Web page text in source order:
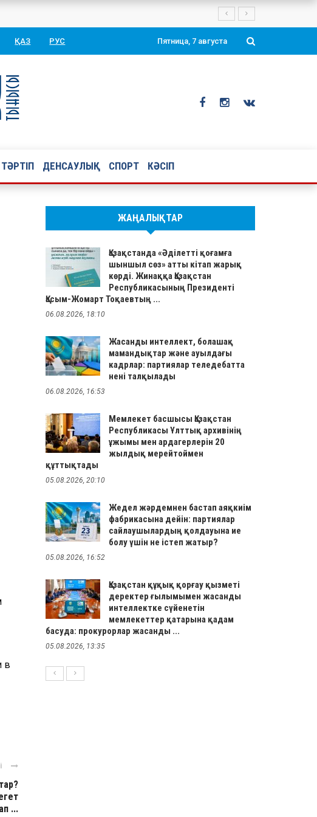
Президенті Қасым-Жомарт Тоқаевтың таңдаулы ой-тұжырымдары мен
ҚАЗ РУС Пятница, 7 августа
ДЕНСАУЛЫҚ СПОРТ КӘСІП
в
...
ЖАҢАЛЫҚТАР
Қазақстанда «Әділетті қоғамға
шыншыл сөз» атты кітап жарық
көрді. Жинаққа Қазақстан
Республикасының Президенті
Қасым-Жомарт Тоқаевтың ...
06.08.2026, 18:10
Жасанды интеллект, болашақ
мамандықтар және ауылдағы
кадрлар: партиялар теледебатта
нені талқылады
06.08.2026, 16:53
Мемлекет басшысы Қазақстан
Республикасы Ұлттық архивінің
ұжымы мен ардагерлерін 20
жылдық мерейтоймен
құттықтады
05.08.2026, 20:10
Жедел жәрдемнен бастап аяқкиім
фабрикасына дейін: партиялар
сайлаушылардың қолдауына ие
болу үшін не істеп жатыр?
05.08.2026, 16:52
Қазақстан құқық қорғау қызметі
деректер ғылымымен жасанды
интеллектке сүйенетін
мемлекеттер қатарына қадам
басуда: прокурорлар жасанды ...
05.08.2026, 13:35